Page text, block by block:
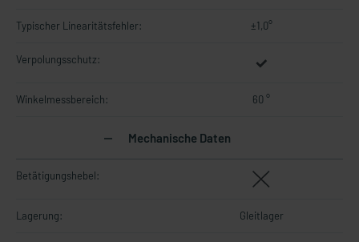
Typischer Linearitätsfehler: ±1,0°
Verpolungsschutz:
Winkelmessbereich: 60 °
Mechanische Daten
Betätigungshebel:
Lagerung: Gleitlager